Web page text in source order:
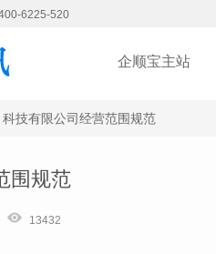
6225-520
企顺宝主站
科技有限公司经营范围规范
围规范
13432